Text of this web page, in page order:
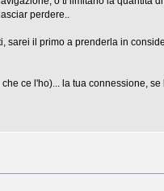
perdere..
sarei il primo a prenderla in
ce l'ho)... la tua connessione,